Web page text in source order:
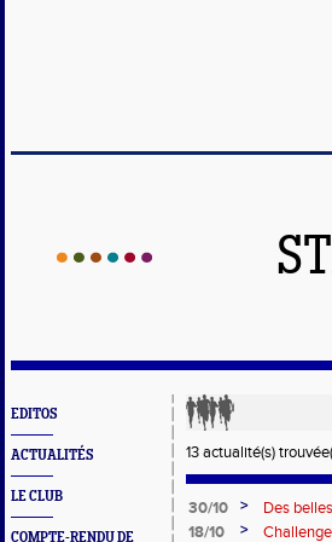
EDITOS
ACTUALITÉS
LE CLUB
COMPTE-RENDU DE
13 actualité(s)
30/10 >
Des
18/10
>